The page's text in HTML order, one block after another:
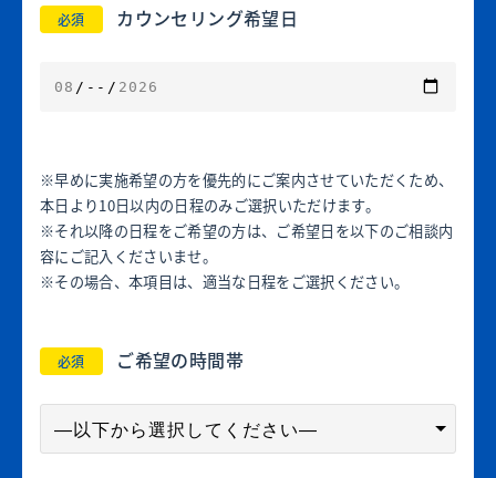
必須 カウンセリング希望日
※早めに実施希望の方を優先的にご案内させていただくため、
本日より10日以内の日程のみご選択いただけます。
※それ以降の日程をご希望の方は、ご希望日を以下のご相談内
容にご記入くださいませ。
※その場合、本項目は、適当な日程をご選択ください。
必須 ご希望の時間帯